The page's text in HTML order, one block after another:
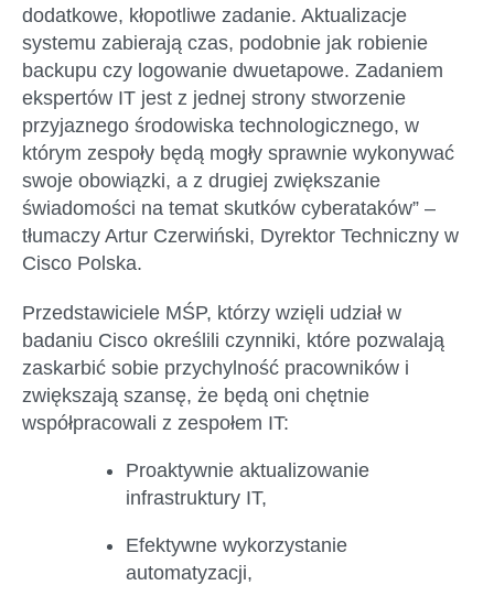
dodatkowe, kłopotliwe zadanie. Aktualizacje
systemu zabierają czas, podobnie jak robienie
backupu czy logowanie dwuetapowe. Zadaniem
ekspertów IT jest z jednej strony stworzenie
przyjaznego środowiska technologicznego, w
którym zespoły będą mogły sprawnie wykonywać
swoje obowiązki, a z drugiej zwiększanie
świadomości na temat skutków cyberataków” –
tłumaczy Artur Czerwiński, Dyrektor Techniczny w
Cisco Polska.
Przedstawiciele MŚP, którzy wzięli udział w
badaniu Cisco określili czynniki, które pozwalają
zaskarbić sobie przychylność pracowników i
zwiększają szansę, że będą oni chętnie
współpracowali z zespołem IT:
Proaktywnie aktualizowanie
infrastruktury IT,
Efektywne wykorzystanie
automatyzacji,